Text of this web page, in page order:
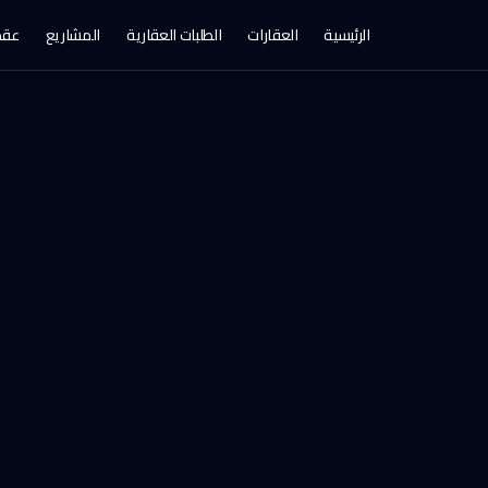
الرئيسية العقارات الطلبات العقارية المشاريع
حقروصين